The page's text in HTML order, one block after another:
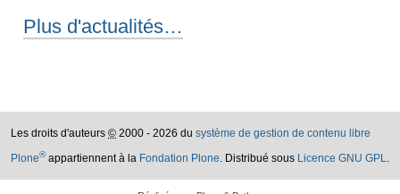
Plus d'actualités…
Les droits d'auteurs © 2000 - 2026 du système de gestion de contenu libre
Plone®appartiennent à la Fondation Plone. Distribué sous Licence GNU GPL.